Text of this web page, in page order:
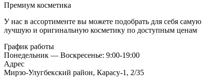
Премиум косметика
У нас в ассортименте вы можете подобрать для себя самую
лучшую и оригинальную косметику по доступным ценам
График работы
Понедельник — Воскресенье: 9:00-19:00
Адрес
Мирзо-Улугбекский район, Карасу-1, 2/35